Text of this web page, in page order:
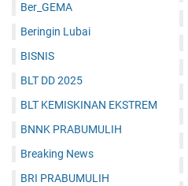
Ber_GEMA
Beringin Lubai
BISNIS
BLT DD 2025
BLT KEMISKINAN EKSTREM
BNNK PRABUMULIH
Breaking News
BRI PRABUMULIH